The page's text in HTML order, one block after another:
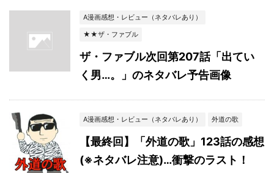
A漫画感想・レビュー（ネタバレあり）
★★ザ・ファブル
ザ・ファブル次回第207話「出てい
く男…。」のネタバレ予告画像
A漫画感想・レビュー（ネタバレあり） 外道の歌
【最終回】「外道の歌」123話の感想
(※ネタバレ注意)…衝撃のラスト！